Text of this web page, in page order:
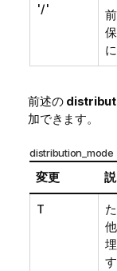
'/'
前述の
加できます。
distribution_mode
変更
T
す